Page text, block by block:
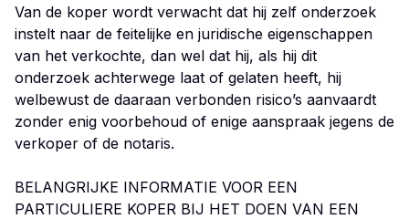
Van de koper wordt verwacht dat hij zelf onderzoek
instelt naar de feitelijke en juridische eigenschappen
van het verkochte, dan wel dat hij, als hij dit
onderzoek achterwege laat of gelaten heeft, hij
welbewust de daaraan verbonden risico’s aanvaardt
zonder enig voorbehoud of enige aanspraak jegens de
verkoper of de notaris.
BELANGRIJKE INFORMATIE VOOR EEN
PARTICULIERE KOPER BIJ HET DOEN VAN EEN